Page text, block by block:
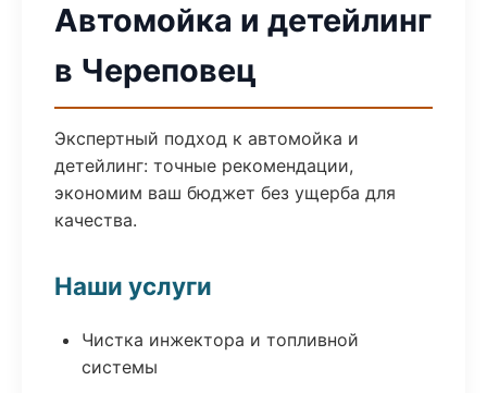
Автомойка и детейлинг
в Череповец
Экспертный подход к автомойка и
детейлинг: точные рекомендации,
экономим ваш бюджет без ущерба для
качества.
Наши услуги
Чистка инжектора и топливной
системы